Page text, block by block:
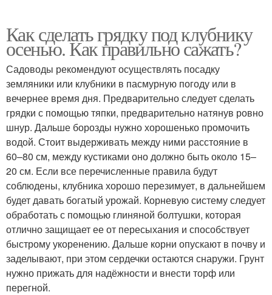
Как сделать грядку под клубнику
осенью. Как правильно сажать?
Садоводы рекомендуют осуществлять посадку
земляники или клубники в пасмурную погоду или в
вечернее время дня. Предварительно следует сделать
грядки с помощью тяпки, предварительно натянув ровно
шнур. Дальше борозды нужно хорошенько промочить
водой. Стоит выдерживать между ними расстояние в
60–80 см, между кустиками оно должно быть около 15–
20 см. Если все перечисленные правила будут
соблюдены, клубника хорошо перезимует, в дальнейшем
будет давать богатый урожай. Корневую систему следует
обработать с помощью глиняной болтушки, которая
отлично защищает ее от пересыхания и способствует
быстрому укоренению. Дальше корни опускают в почву и
заделывают, при этом сердечки остаются снаружи. Грунт
нужно прижать для надёжности и внести торф или
перегной.